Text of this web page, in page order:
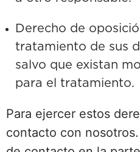
Derecho de
tratamiento de sus
salvo que existan
para el tratamiento.
Para ejercer estos
contacto con